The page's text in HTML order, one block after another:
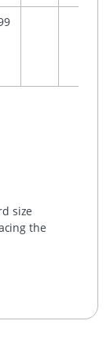
size
the